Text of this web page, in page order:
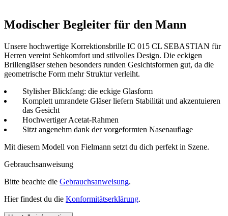
Modischer Begleiter für den Mann
Unsere hochwertige Korrektionsbrille IC 015 CL SEBASTIAN für
Herren vereint Sehkomfort und stilvolles Design. Die eckigen
Brillengläser stehen besonders runden Gesichtsformen gut, da die
geometrische Form mehr Struktur verleiht.
Stylisher Blickfang: die eckige Glasform
Komplett umrandete Gläser liefern Stabilität und akzentuieren
das Gesicht
Hochwertiger Acetat-Rahmen
Sitzt angenehm dank der vorgeformten Nasenauflage
Mit diesem Modell von Fielmann setzt du dich perfekt in Szene.
Gebrauchsanweisung
Bitte beachte die Gebrauchsanweisung.
Hier findest du die Konformitätserklärung.